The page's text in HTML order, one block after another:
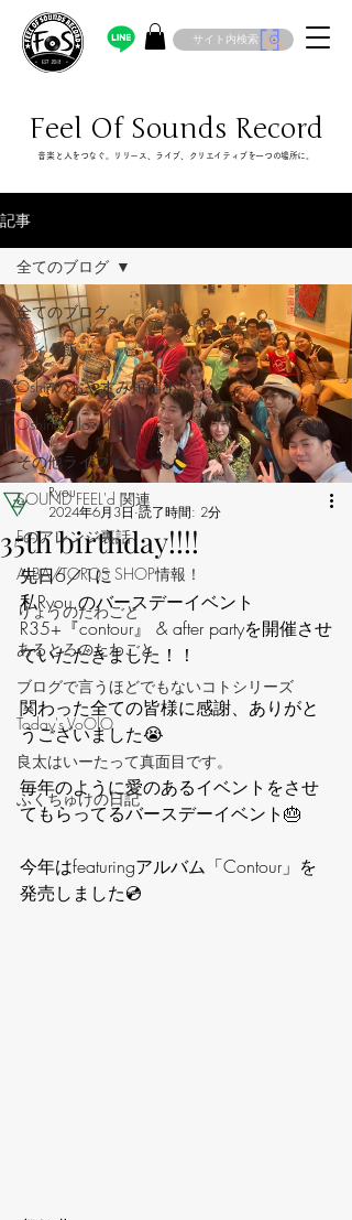
サイト内検索
Feel Of Sounds Record
​音楽と人をつなぐ。リリース、ライブ、クリエイティブを一つの場所に。
記事
全てのブログ
フィク飯
Oshinのおやすみ短編小説
OshinのSlow Life
その他ライブイベント
‪SOUND FEEL'd‬ 関連
Fのアレンジ裏話
ALBA/TOROS SHOP情報！
りょうのたわごと
あるとろのたわごと
ブログで言うほどでもないコトシリーズ
Today's VoOlO
良太はいーたって真面目です。
ふくちゅけの日記
全てのブログ
35th birthday!!!!
Ryou.
2024年6月3日 読了時間: 2分
先日6／1に
私Ryou.のバースデーイベント
R35+『contour』 & after partyを開催させ
ていただきました！！
関わった全ての皆様に感謝、ありがと
うございました😭
毎年のように愛のあるイベントをさせ
てもらってるバースデーイベント🎂
今年はfeaturingアルバム「Contour」を
発売しました💿